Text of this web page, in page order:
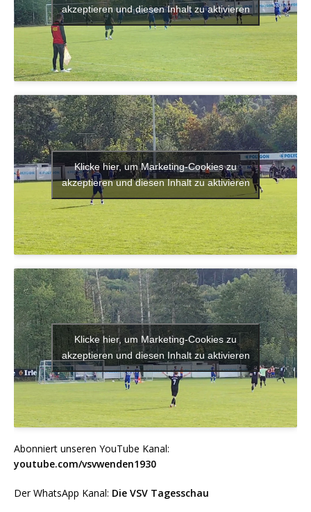
akzeptieren und diesen Inhalt zu aktivieren
Klicke hier, um Marketing-Cookies zu
akzeptieren und diesen Inhalt zu aktivieren
Klicke hier, um Marketing-Cookies zu
akzeptieren und diesen Inhalt zu aktivieren
Abonniert unseren YouTube Kanal:
youtube.com/vsvwenden1930
Der WhatsApp Kanal: Die VSV Tagesschau